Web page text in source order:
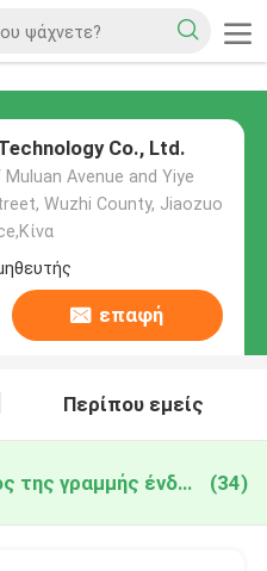
Co., Ltd.
Avenue and Yiye
Wuzhi County, Jiaozuo
επαφή
Περίπου εμείς
Κίνα Κεραμικό σκάφος της γραμμής ένδυσης (34)